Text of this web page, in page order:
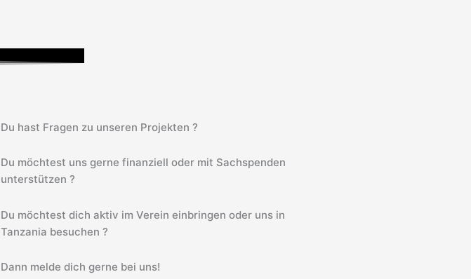
Du hast Fragen zu unseren Projekten ?
Du möchtest uns gerne finanziell oder mit Sachspenden
unterstützen ?
Du möchtest dich aktiv im Verein einbringen oder uns in
Tanzania besuchen ?
Dann melde dich gerne bei uns!